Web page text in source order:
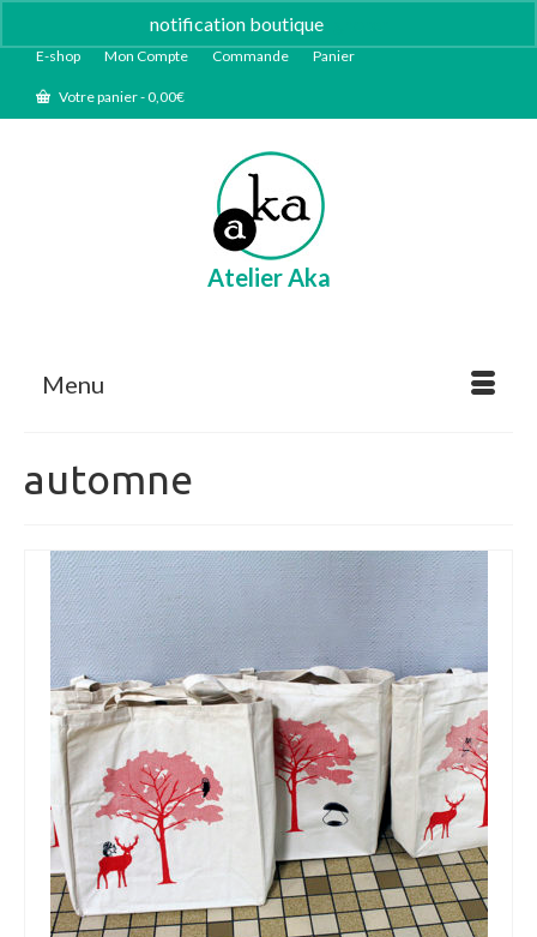
notification boutique
E-shop Mon Compte Commande Panier
Votre panier-0,00€
Atelier Aka
Menu
automne